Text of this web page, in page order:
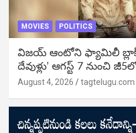
MOVIES POLITICS
విజ‌య్ ఆంటోని ఫ్యామిలీ బ్లాక్
దేవుళ్లు’ ఆగస్ట్ 7 నుంచి
August 4, 2026 tagtelugu.com